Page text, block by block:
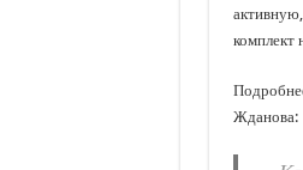
комплект
Жданова: